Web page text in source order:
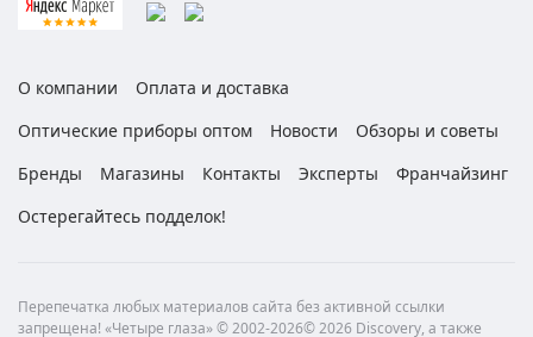
О компании
Оплата и доставка
Оптические приборы оптом
Новости
Обзоры и советы
Бренды
Магазины Контакты Эксперты
Франчайзинг
Остерегайтесь подделок!
Перепечатка любых материалов сайта без активной ссылки
запрещена! «Четыре глаза» © 2002-2026© 2026 Discovery, а также